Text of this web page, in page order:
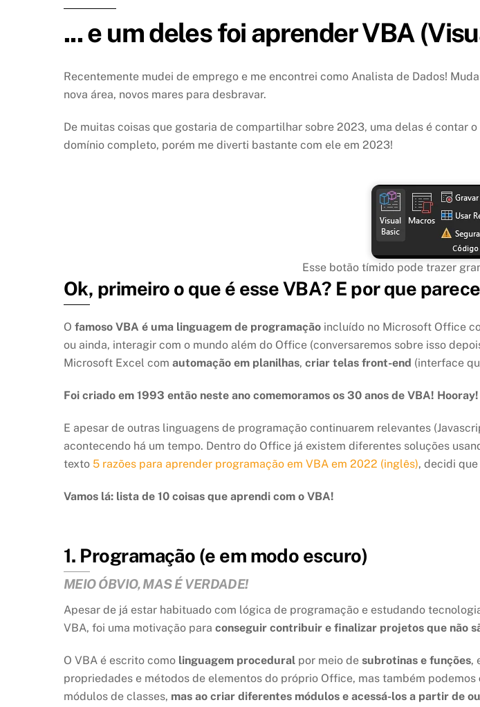
... e um deles foi aprender VBA
Recentemente mudei de emprego e me encontrei como Analista de Dados!
nova área, novos mares para desbravar.
De muitas coisas que gostaria de compartilhar sobre 2023, uma delas é contar
domínio completo, porém me diverti bastante com ele em 2023!
Esse botão tímido pode trazer
Ok, primeiro o que é esse VBA? E por que
O famoso VBA é uma linguagem de programação incluído no Microsoft Office
ou ainda, interagir com o mundo além do Office (conversaremos sobre isso
Microsoft Excel com automação em planilhas, criar telas front-end (interface
Foi criado em 1993 então neste ano comemoramos os 30 anos de VBA! Hooray!
E apesar de outras linguagens de programação continuarem relevantes
acontecendo há um tempo. Dentro do Office já existem diferentes soluções
texto 5 razões para aprender programação em VBA em 2022 (inglês), decidi
Vamos lá: lista de 10 coisas que aprendi com o VBA!
1. Programação (e em modo escuro)
MEIO ÓBVIO, MAS É VERDADE!
Apesar de já estar habituado com lógica de programação e estudando
VBA, foi uma motivação para conseguir contribuir e finalizar projetos que não
O VBA é escrito como linguagem procedural por meio de subrotinas e funções,
propriedades e métodos de elementos do próprio Office, mas também podemos
módulos de classes, mas ao criar diferentes módulos e acessá-los a partir de